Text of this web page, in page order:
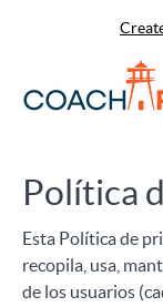
Política
Esta Política de
recopila, usa,
de los usuarios